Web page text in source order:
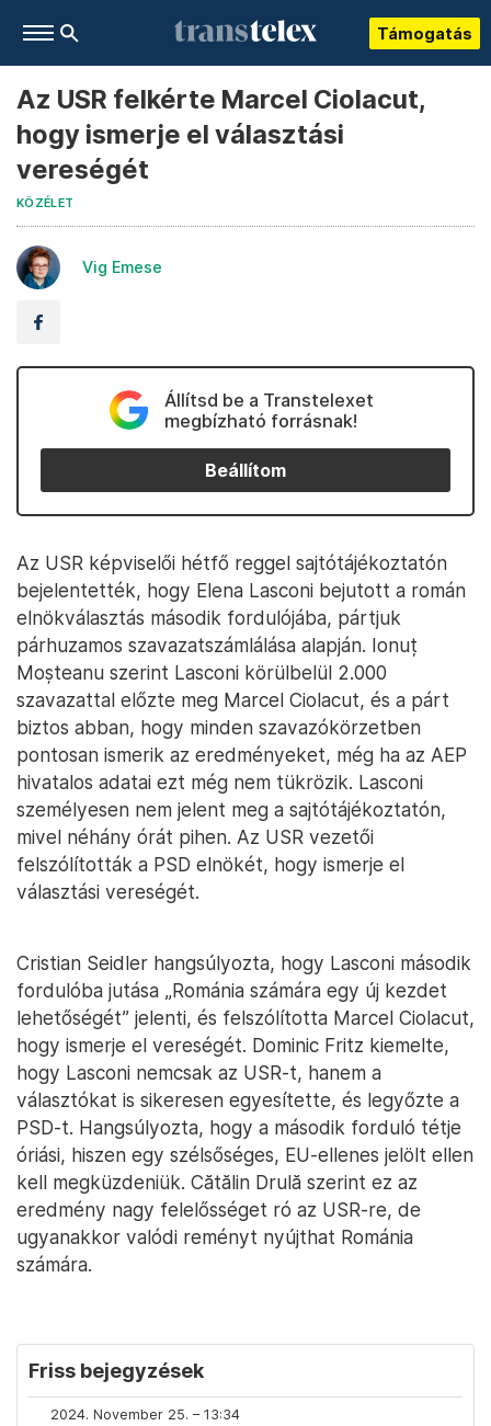
Támogatás
Az USR felkérte Marcel Ciolacut,
hogy ismerje el választási
vereségét
KÖZÉLET
Vig Emese
Állítsd be a Transtelexet
megbízható forrásnak!
Beállítom
Az USR képviselői hétfő reggel sajtótájékoztatón
bejelentették, hogy Elena Lasconi bejutott a román
elnökválasztás második fordulójába, pártjuk
párhuzamos szavazatszámlálása alapján. Ionuț
Moșteanu szerint Lasconi körülbelül 2.000
szavazattal előzte meg Marcel Ciolacut, és a párt
biztos abban, hogy minden szavazókörzetben
pontosan ismerik az eredményeket, még ha az AEP
hivatalos adatai ezt még nem tükrözik. Lasconi
személyesen nem jelent meg a sajtótájékoztatón,
mivel néhány órát pihen. Az USR vezetői
felszólították a PSD elnökét, hogy ismerje el
választási vereségét.
Cristian Seidler hangsúlyozta, hogy Lasconi második
fordulóba jutása „Románia számára egy új kezdet
lehetőségét” jelenti, és felszólította Marcel Ciolacut,
hogy ismerje el vereségét. Dominic Fritz kiemelte,
hogy Lasconi nemcsak az USR-t, hanem a
választókat is sikeresen egyesítette, és legyőzte a
PSD-t. Hangsúlyozta, hogy a második forduló tétje
óriási, hiszen egy szélsőséges, EU-ellenes jelölt ellen
kell megküzdeniük. Cătălin Drulă szerint ez az
eredmény nagy felelősséget ró az USR-re, de
ugyanakkor valódi reményt nyújthat Románia
számára.
Friss bejegyzések
2024. November 25. – 13:34